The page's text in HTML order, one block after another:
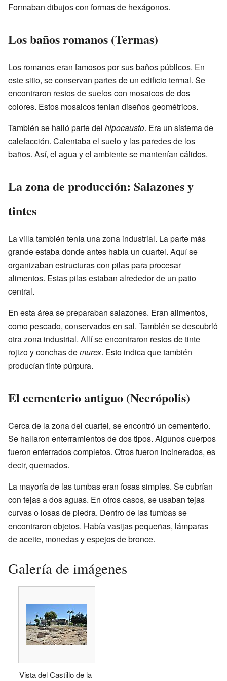
Formaban dibujos con formas de hexágonos.
Los baños romanos (Termas)
Los romanos eran famosos por sus baños públicos. En
este sitio, se conservan partes de un edificio termal. Se
encontraron restos de suelos con mosaicos de dos
colores. Estos mosaicos tenían diseños geométricos.
También se halló parte del hipocausto. Era un sistema de
calefacción. Calentaba el suelo y las paredes de los
baños. Así, el agua y el ambiente se mantenían cálidos.
La zona de producción: Salazones y
tintes
La villa también tenía una zona industrial. La parte más
grande estaba donde antes había un cuartel. Aquí se
organizaban estructuras con pilas para procesar
alimentos. Estas pilas estaban alrededor de un patio
central.
En esta área se preparaban salazones. Eran alimentos,
como pescado, conservados en sal. También se descubrió
otra zona industrial. Allí se encontraron restos de tinte
rojizo y conchas demurex. Esto indica que también
producían tinte púrpura.
El cementerio antiguo (Necrópolis)
Cerca de la zona del cuartel, se encontró un cementerio.
Se hallaron enterramientos de dos tipos. Algunos cuerpos
fueron enterrados completos. Otros fueron incinerados, es
decir, quemados.
La mayoría de las tumbas eran fosas simples. Se cubrían
con tejas a dos aguas. En otros casos, se usaban tejas
curvas o losas de piedra. Dentro de las tumbas se
encontraron objetos. Había vasijas pequeñas, lámparas
de aceite, monedas y espejos de bronce.
Galería de imágenes
Vista del Castillo de la